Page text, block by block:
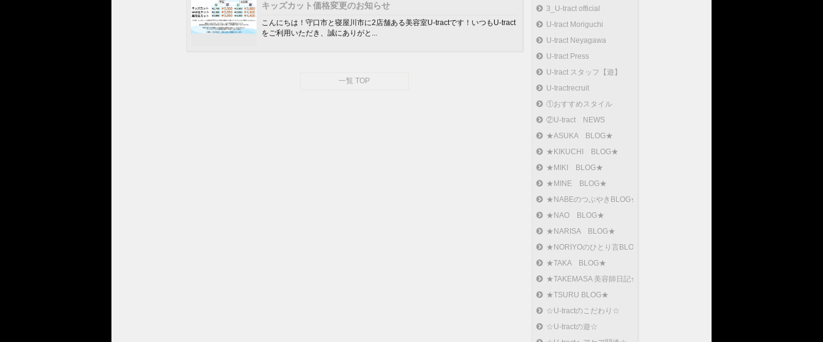
キッズカット価格変更のお知らせ
こんにちは！守口市と寝屋川市に2店舗ある美容室U-tractです！いつもU-tract
をご利用いただき、誠にありがと...
一覧 TOP
3_U-tract official
U-tract Moriguchi
U-tract Neyagawa
U-tract Press
U-tract スタッフ【遊】
U-tractrecruit
①おすすめスタイル
②U-tract NEWS
★ASUKA BLOG★
★KIKUCHI BLOG★
★MIKI BLOG★
★MINE BLOG★
★NABEのつぶやきBLOG★
★NAO BLOG★
★NARISA BLOG★
★NORIYOのひとり言BLOG
★TAKA BLOG★
★TAKEMASA 美容師日記★
★TSURU BLOG★
☆U-tractのこだわり☆
☆U-tractの遊☆